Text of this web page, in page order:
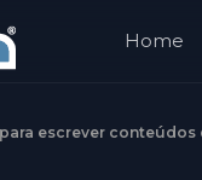
Home
escrever